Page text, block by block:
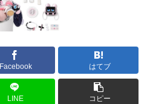
Facebook はてブ
LINE コピー